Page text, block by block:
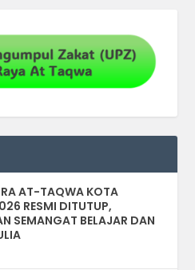
AT-TAQWA KOTA
RESMI DITUTUP,
SEMANGAT BELAJAR DAN